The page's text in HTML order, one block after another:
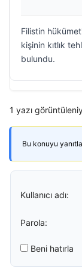
Filistin
kişinin kıtlık
bulundu.
1 yazı
Bu konuyu
Kullanıcı adı:
Parola:
Beni hatırla